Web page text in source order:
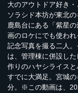
大のアウトドア好き
ソラシド本坊が東北
鹿島台にある「紫星
画のロケにでも使わ
記念写真を撮る二人。
は、管理棟に併設し
作りのハヤシライス
すでに大満足。宮城
分。※この動画は、